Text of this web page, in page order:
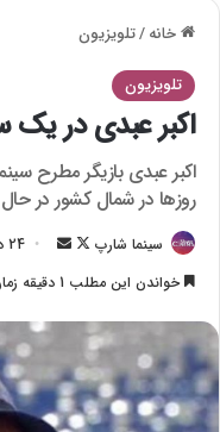
خانه/تلویزیون
تلویزیون
اکبر عبدی در یک
اکبر عبدی بازیگر مطرح
روزها در شمال کشور در
سینما شارپ
F
w
o
ا
ی
24 دی 1399
خواندن این مطلب 1 دقیقه زمان میبرد